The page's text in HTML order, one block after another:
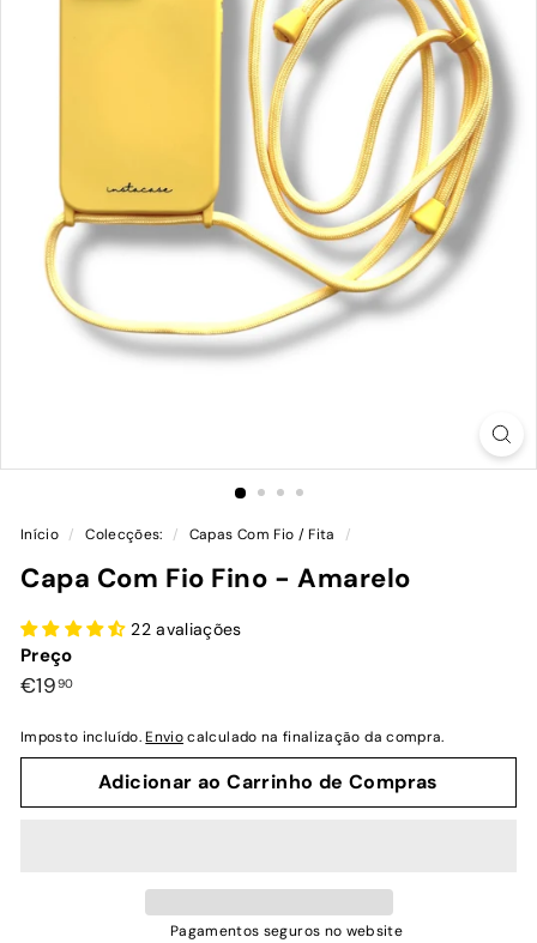
Início / Colecções: / Capas Com Fio / Fita /
Capa Com Fio Fino - Amarelo
22 avaliações
Preço
Preço
€1990€19,90
Imposto incluído.Enviocalculado na finalização da compra.
Adicionar ao Carrinho de Compras
Pagamentos seguros no website